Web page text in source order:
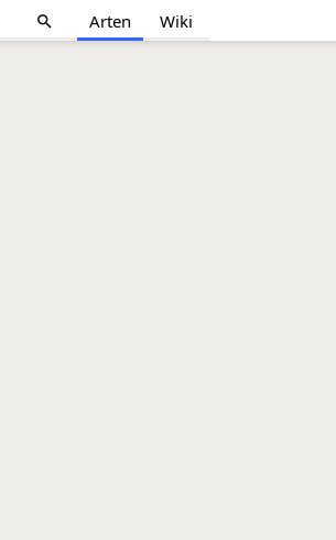
search Arten Wiki